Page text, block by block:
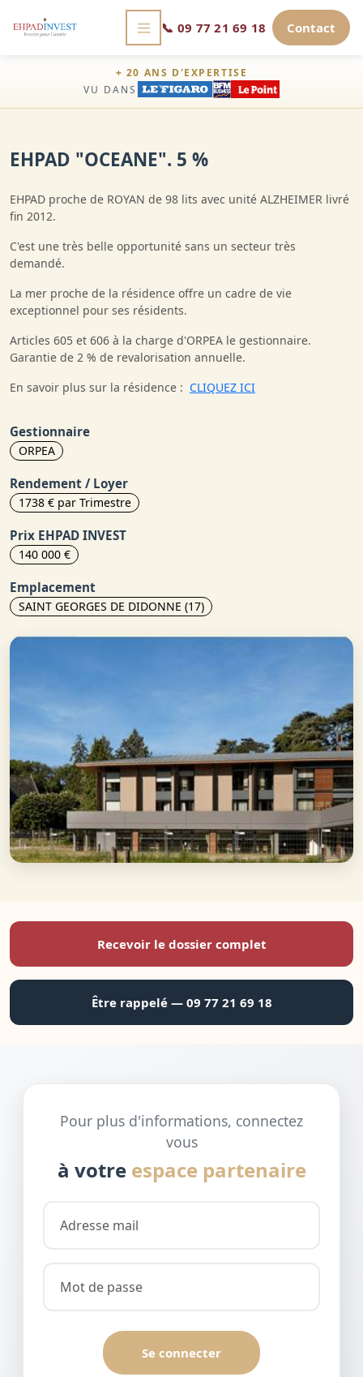
📞 09 77 21 69 18 Contact
+ 20 ANS D'EXPERTISE
VU DANS
EHPAD "OCEANE". 5 %
EHPAD proche de ROYAN de 98 lits avec unité ALZHEIMER livré
fin 2012.
C'est une très belle opportunité sans un secteur très
demandé.
La mer proche de la résidence offre un cadre de vie
exceptionnel pour ses résidents.
Articles 605 et 606 à la charge d'ORPEA le gestionnaire.
Garantie de 2 % de revalorisation annuelle.
En savoir plus sur la résidence : CLIQUEZ ICI
Gestionnaire
ORPEA
Rendement / Loyer
1738 € par Trimestre
Prix EHPAD INVEST
140 000 €
Emplacement
SAINT GEORGES DE DIDONNE (17)
Recevoir le dossier complet
Être rappelé — 09 77 21 69 18
Pour plus d'informations, connectez
vous
à votre espace partenaire
Se connecter